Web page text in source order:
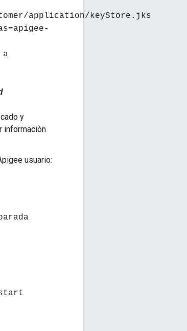
application/keyStore.jks
a
y
información
usuario: